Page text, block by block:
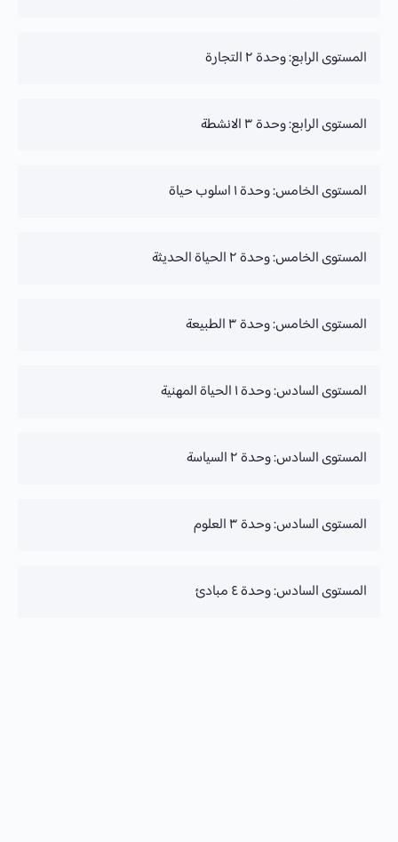
تقدم الدورة
0% Complete
المستوى الرابع: وحدة ٢ التجارة
تقدم الدورة
0% Complete
المستوى الرابع: وحدة ٣ الانشطة
تقدم الدورة
0% Complete
المستوى الخامس: وحدة ١ اسلوب حياة
تقدم الدورة
0% Complete
المستوى الخامس: وحدة ٢ الحياة الحديثة
تقدم الدورة
0% Complete
المستوى الخامس: وحدة ٣ الطبيعة
تقدم الدورة
0% Complete
المستوى السادس: وحدة ١ الحياة المهنية
تقدم الدورة
0% Complete
المستوى السادس: وحدة ٢ السياسة
تقدم الدورة
0% Complete
المستوى السادس: وحدة ٣ العلوم
تقدم الدورة
0% Complete
المستوى السادس: وحدة ٤ مبادئ